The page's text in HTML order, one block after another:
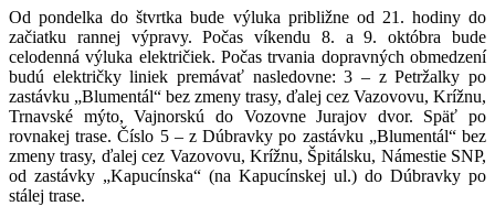
Od pondelka do štvrtka bude výluka približne od 21. hodiny do
začiatku rannej výpravy. Počas víkendu 8. a 9. októbra bude
celodenná výluka električiek. Počas trvania dopravných obmedzení
budú električky liniek premávať nasledovne: 3 – z Petržalky po
zastávku „Blumentál“ bez zmeny trasy, ďalej cez Vazovovu, Krížnu,
Trnavské mýto, Vajnorskú do Vozovne Jurajov dvor. Späť po
rovnakej trase. Číslo 5 – z Dúbravky po zastávku „Blumentál“ bez
zmeny trasy, ďalej cez Vazovovu, Krížnu, Špitálsku, Námestie SNP,
od zastávky „Kapucínska“ (na Kapucínskej ul.) do Dúbravky po
stálej trase.